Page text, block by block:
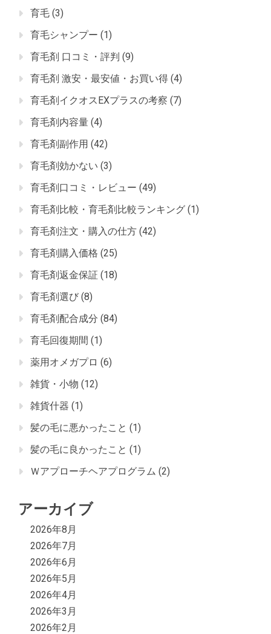
育毛 (3)
育毛シャンプー (1)
育毛剤 口コミ・評判 (9)
育毛剤 激安・最安値・お買い得 (4)
育毛剤イクオスEXプラスの考察 (7)
育毛剤内容量 (4)
育毛剤副作用 (42)
育毛剤効かない (3)
育毛剤口コミ・レビュー (49)
育毛剤比較・育毛剤比較ランキング (1)
育毛剤注文・購入の仕方 (42)
育毛剤購入価格 (25)
育毛剤返金保証 (18)
育毛剤選び (8)
育毛剤配合成分 (84)
育毛回復期間 (1)
薬用オメガプロ (6)
雑貨・小物 (12)
雑貨什器 (1)
髪の毛に悪かったこと (1)
髪の毛に良かったこと (1)
Ｗアプローチヘアプログラム (2)
アーカイブ
2026年8月
2026年7月
2026年6月
2026年5月
2026年4月
2026年3月
2026年2月